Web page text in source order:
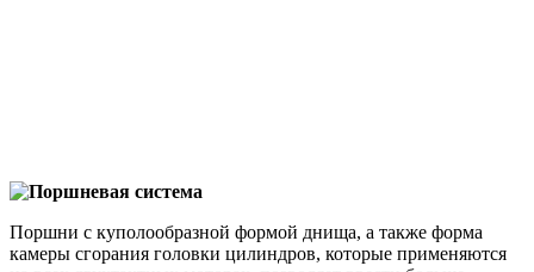
Поршневая система
Поршни с куполообразной формой днища, а также форма
камеры сгорания головки цилиндров, которые применяются